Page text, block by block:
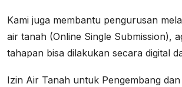
Kami juga membantu pengurusan
air tanah (Online Single Submission),
tahapan bisa dilakukan secara digital
Izin Air Tanah untuk Pengembang